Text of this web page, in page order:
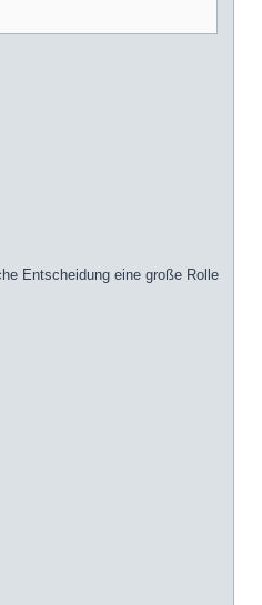
Entscheidung eine große Rolle